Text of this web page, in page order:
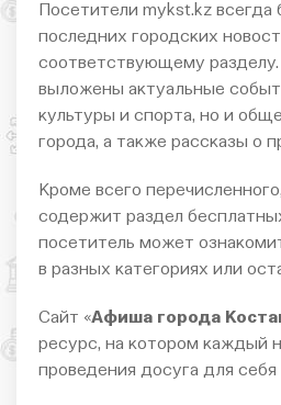
Посетители mykst.kz всегда
последних городских
соответствующему
выложены актуальные
культуры и спорта, но и
города, а также рассказы о
Кроме всего
содержит раздел
посетитель может
в разных категориях или
Сайт «Афиша города
ресурс, на котором каждый
проведения досуга для себя